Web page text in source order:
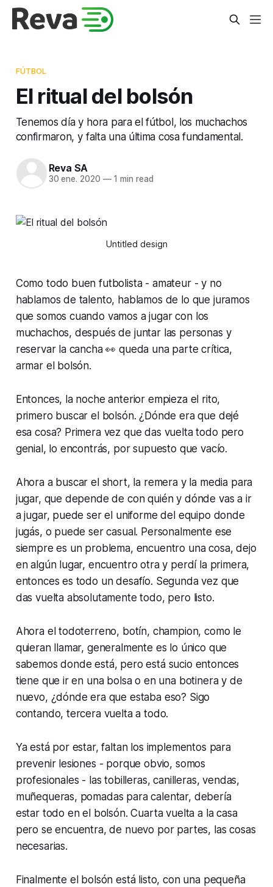
FÚTBOL
El ritual del bolsón
Tenemos día y hora para el fútbol, los muchachos
confirmaron, y falta una última cosa fundamental.
Reva SA
30 ene. 2020 —1 min read
Untitled design
Como todo buen futbolista - amateur - y no
hablamos de talento, hablamos de lo que juramos
que somos cuando vamos a jugar con los
muchachos, después de juntar las personas y
reservar la cancha 👀 queda una parte crítica,
armar el bolsón.
Entonces, la noche anterior empieza el rito,
primero buscar el bolsón. ¿Dónde era que dejé
esa cosa? Primera vez que das vuelta todo pero
genial, lo encontrás, por supuesto que vacío.
Ahora a buscar el short, la remera y la media para
jugar, que depende de con quién y dónde vas a ir
a jugar, puede ser el uniforme del equipo donde
jugás, o puede ser casual. Personalmente ese
siempre es un problema, encuentro una cosa, dejo
en algún lugar, encuentro otra y perdí la primera,
entonces es todo un desafío. Segunda vez que
das vuelta absolutamente todo, pero listo.
Ahora el todoterreno, botín, champion, como le
quieran llamar, generalmente es lo único que
sabemos donde está, pero está sucio entonces
tiene que ir en una bolsa o en una botinera y de
nuevo, ¿dónde era que estaba eso? Sigo
contando, tercera vuelta a todo.
Ya está por estar, faltan los implementos para
prevenir lesiones - porque obvio, somos
profesionales - las tobilleras, canilleras, vendas,
muñequeras, pomadas para calentar, debería
estar todo en el bolsón. Cuarta vuelta a la casa
pero se encuentra, de nuevo por partes, las cosas
necesarias.
Finalmente el bolsón está listo, con una pequeña